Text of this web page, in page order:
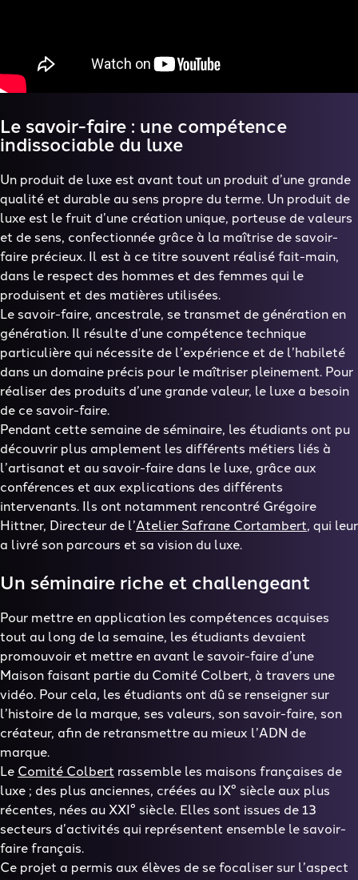
Le savoir-faire : une compétence
indissociable du luxe
Un produit de luxe est avant tout un produit d’une grande
qualité et durable au sens propre du terme. Un produit de
luxe est le fruit d’une création unique, porteuse de valeurs
et de sens, confectionnée grâce à la maîtrise de savoir-
faire précieux. Il est à ce titre souvent réalisé fait-main,
dans le respect des hommes et des femmes qui le
produisent et des matières utilisées.
Le savoir-faire, ancestrale, se transmet de génération en
génération. Il résulte d’une compétence technique
particulière qui nécessite de l’expérience et de l’habileté
dans un domaine précis pour le maîtriser pleinement. Pour
réaliser des produits d’une grande valeur, le luxe a besoin
de ce savoir-faire.
Pendant cette semaine de séminaire, les étudiants ont pu
découvrir plus amplement les différents métiers liés à
l’artisanat et au savoir-faire dans le luxe, grâce aux
conférences et aux explications des différents
intervenants. Ils ont notamment rencontré Grégoire
Hittner, Directeur de l’Atelier Safrane Cortambert, qui leur
a livré son parcours et sa vision du luxe.
Un séminaire riche et challengeant
Pour mettre en application les compétences acquises
tout au long de la semaine, les étudiants devaient
promouvoir et mettre en avant le savoir-faire d’une
Maison faisant partie du Comité Colbert, à travers une
vidéo. Pour cela, les étudiants ont dû se renseigner sur
l’histoire de la marque, ses valeurs, son savoir-faire, son
créateur, afin de retransmettre au mieux l’ADN de
marque.
Le Comité Colbert rassemble les maisons françaises de
luxe ; des plus anciennes, créées au IX° siècle aux plus
récentes, nées au XXI° siècle. Elles sont issues de 13
secteurs d’activités qui représentent ensemble le savoir-
faire français.
Ce projet a permis aux élèves de se focaliser sur l’aspect